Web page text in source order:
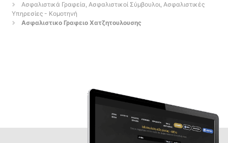
Ασφαλιστικά Γραφεία, Ασφαλιστικοί Σύμβουλοι, Ασφαλιστικές
Υπηρεσίες - Κομοτηνή
Ασφαλιστικο Γραφειο Χατζητουλουσης